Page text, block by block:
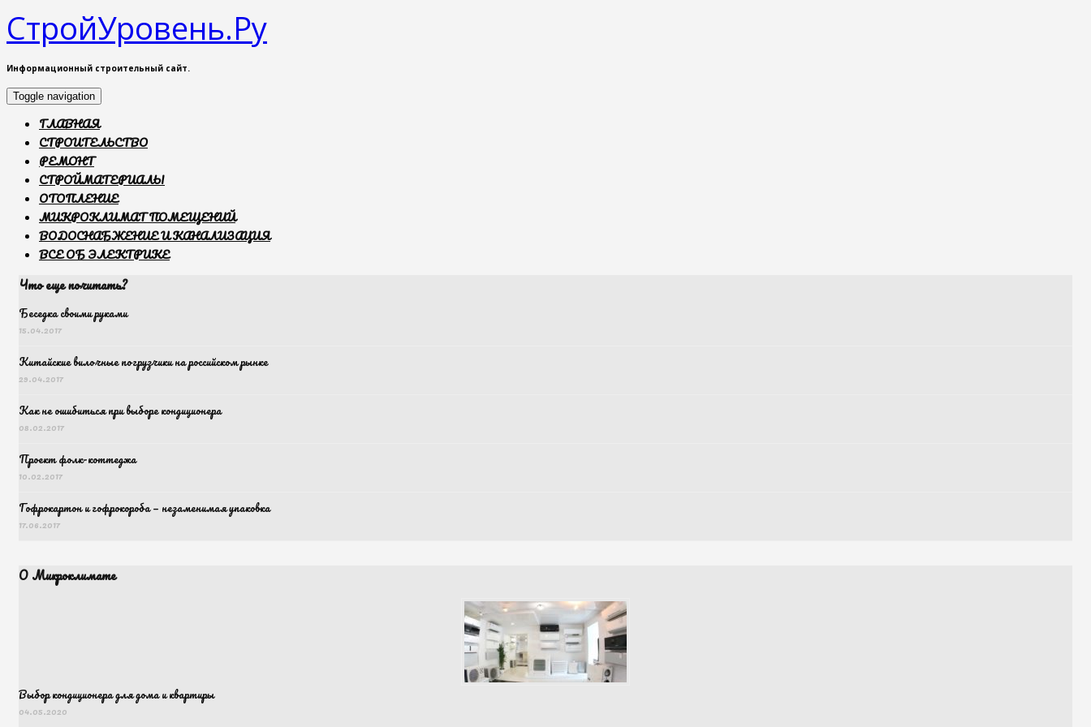
СтройУровень.Ру
Информационный строительный сайт.
Toggle navigation
ГЛАВНАЯ
СТРОИТЕЛЬСТВО
РЕМОНТ
СТРОЙМАТЕРИАЛЫ
ОТОПЛЕНИЕ
МИКРОКЛИМАТ ПОМЕЩЕНИЙ
ВОДОСНАБЖЕНИЕ И КАНАЛИЗАЦИЯ
ВСЕ ОБ ЭЛЕКТРИКЕ
Что еще почитать?
Беседка своими руками
15.04.2017
Китайские вилочные погрузчики на российском рынке
29.04.2017
Как не ошибиться при выборе кондиционера
08.02.2017
Проект фолк-коттеджа
10.02.2017
Гофрокартон и гофрокороба — незаменимая упаковка
17.06.2017
О Микроклимате
Выбор кондиционера для дома и квартиры
04.05.2020